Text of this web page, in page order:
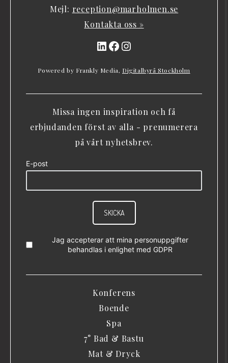
Mejl: reception@marholmen.se
Kontakta oss »
LinkedIn
Facebook
Instagram
Powered by Frankly Media, Digitalbyrå Stockholm
Missa ingen inspiration och få
erbjudanden först av alla - prenumerera
på vårt nyhetsbrev.
E-post
SKICKA
Jag accepterar att mina personuppgifter
behandlas i enlighet med GDPR
Konferens
Boende
Spa
7° Bad & Bastu
Mat & Dryck